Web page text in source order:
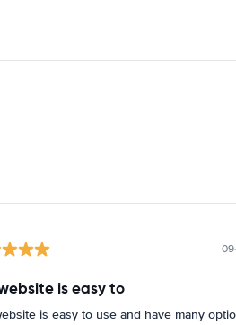
is easy to
is easy to use and have many